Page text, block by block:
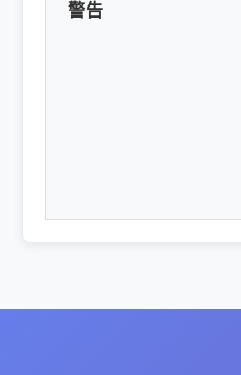
警告